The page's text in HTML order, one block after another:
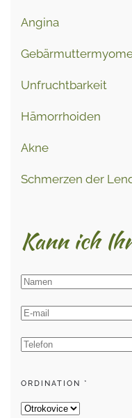
Angina
Unfruchtbarkeit
Hämorrhoiden
Akne
Schmerzen der
Kann ich
ORDINATION *